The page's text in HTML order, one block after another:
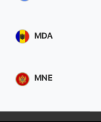
MDA
MNE